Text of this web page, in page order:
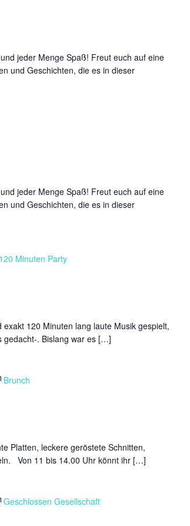
jeder Menge Spaß! Freut euch auf eine
und Geschichten, die es in dieser
jeder Menge Spaß! Freut euch auf eine
und Geschichten, die es in dieser
120 Minuten Party
120 Minuten lang laute Musik gespielt,
gedacht-. Bislang war es […]
Brunch
Platten, leckere geröstete Schnitten,
Von 11 bis 14.00 Uhr könnt ihr […]
Geschlossen Gesellschaft